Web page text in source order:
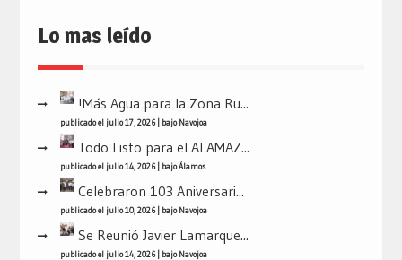
Lo mas leído
!Más Agua para la Zona Ru...
publicado el julio 17, 2026| bajoNavojoa
Todo Listo para el ALAMAZ...
publicado el julio 14, 2026| bajoÁlamos
Celebraron 103 Aniversari...
publicado el julio 10, 2026| bajoNavojoa
Se Reunió Javier Lamarque...
publicado el julio 14, 2026| bajoNavojoa